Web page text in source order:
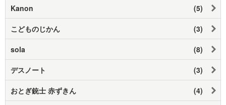
Kanon (5)
こどものじかん (3)
sola (8)
デスノート (3)
おとぎ銃士 赤ずきん (4)